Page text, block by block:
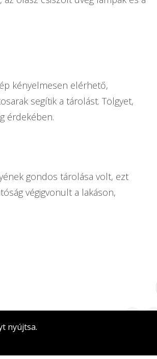
kényelmesen elérhető,
segítik a tárolást. Tölgyet,
érdekében.
gondos tárolása volt, ezt
végigvonult a lakáson,
nyújtsa.